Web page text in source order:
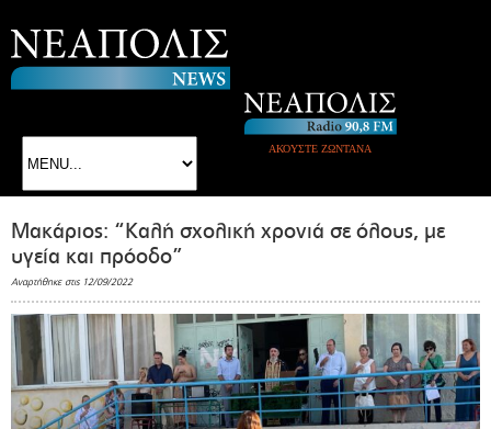
ΑΚΟΥΣΤΕ ΖΩΝΤΑΝΑ
Μακάριος: “Καλή σχολική χρονιά σε όλους, με
υγεία και πρόοδο”
Αναρτήθηκε στις 12/09/2022